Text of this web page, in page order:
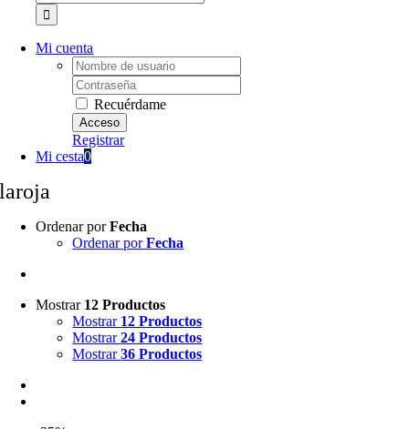
Mi cuenta
Username:
Password:
Recuérdame
Registrar
Mi cesta0
laroja
Ordenar porFecha
Ordenar porFecha
Mostrar 12 Productos
Mostrar 12 Productos
Mostrar24 Productos
Mostrar36 Productos